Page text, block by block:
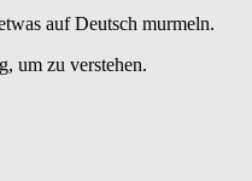
auf Deutsch murmeln.
um zu verstehen.